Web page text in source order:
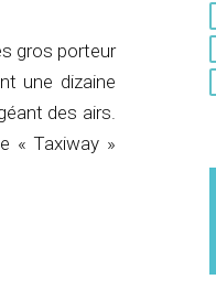
gros porteur
une dizaine
des airs.
« Taxiway »